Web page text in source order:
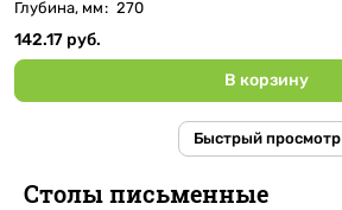
Глубина, мм: 270
142.17 руб.
В корзину
Быстрый просмотр
Столы письменные